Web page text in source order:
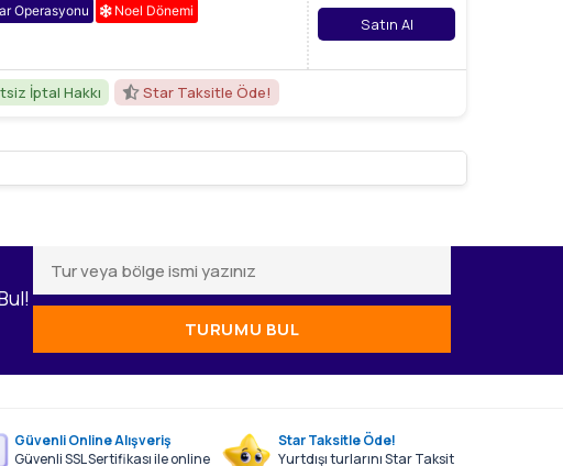
Operasyonu Noel Dönemi
Satın Al
İptal Hakkı Star Taksitle Öde!
TURUMU BUL
Güvenli Online Alışveriş
Güvenli SSL Sertifikası ile online
Star Taksitle Öde!
Yurtdışı turlarını Star Taksit